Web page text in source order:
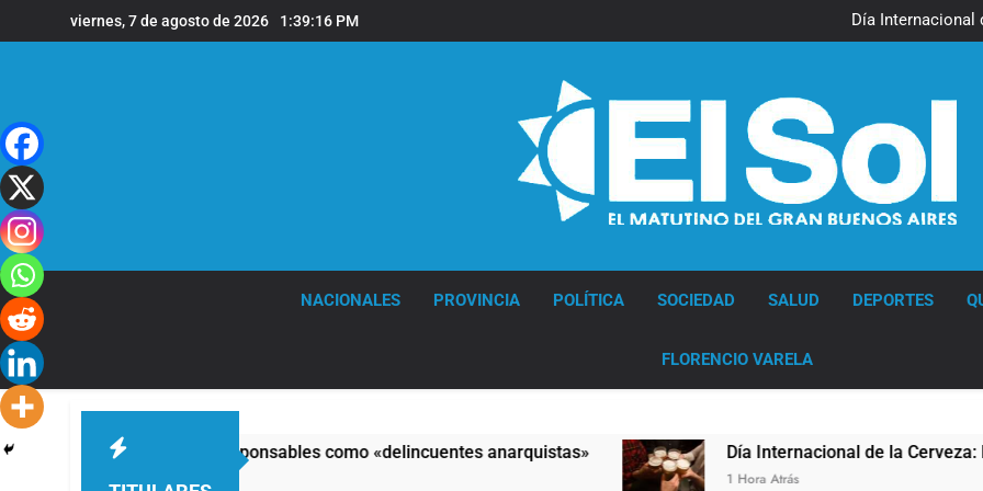
al
viernes, 7 de agosto de 2026 1:39:17 PM
Día Internacional
El frío polar se instala
Día
El frío polar se instala
El Senado aprobó la ley
NACIONALES PROVINCIA POLÍTICA SOCIEDAD SALUD DEPORTES
FLORENCIO VARELA
y calificó a los responsables como «delincuentes anarquistas» Día Internacional de la Cerveza: los
1 Hora Atrás